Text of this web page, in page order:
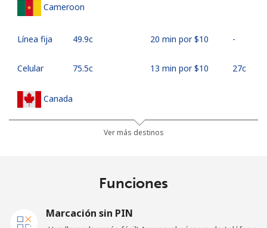
Cameroon
Línea fija ⁦49.9c⁩ 20 min por ⁦$10⁩ -
Celular ⁦75.5c⁩ 13 min por ⁦$10⁩ ⁦27c⁩
Canada
665 min por ⁦$10⁩
Ver más destinos
Funciones
Marcación sin PIN